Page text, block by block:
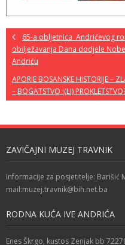
65-a obljetnica Andrićevog
obilježavanja Dana dodjele
Andriću
APORIE BOSANSKE HISTORIJE –
– BOGATSTVO I(LI)
ZAVIČAJNI MUZEJ TRAVNIK
Informacije za posjetitelje: Barišić
mail:muzej.travnik@bih.net.ba
RODNA KUĆA IVE ANDRIĆA
Enes Škrgo, kustos Zenjak bb